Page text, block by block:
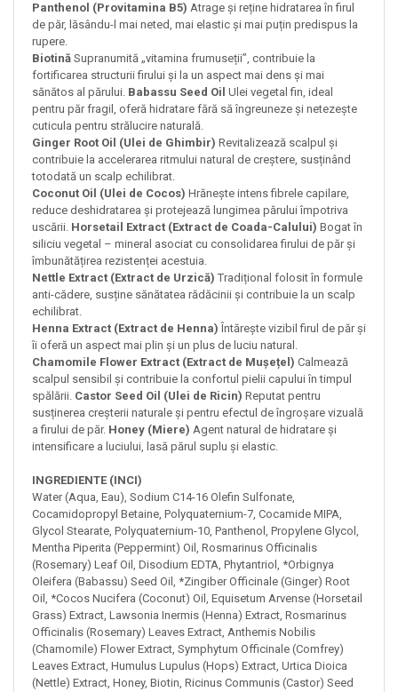
Panthenol (Provitamina B5) Atrage și reține hidratarea în firul
de păr, lăsându-l mai neted, mai elastic și mai puțin predispus la
rupere.
Biotină Supranumită „vitamina frumuseții”, contribuie la
fortificarea structurii firului și la un aspect mai dens și mai
sănătos al părului. Babassu Seed Oil Ulei vegetal fin, ideal
pentru păr fragil, oferă hidratare fără să îngreuneze și netezește
cuticula pentru strălucire naturală.
Ginger Root Oil (Ulei de Ghimbir) Revitalizează scalpul și
contribuie la accelerarea ritmului natural de creștere, susținând
totodată un scalp echilibrat.
Coconut Oil (Ulei de Cocos) Hrănește intens fibrele capilare,
reduce deshidratarea și protejează lungimea părului împotriva
uscării. Horsetail Extract (Extract de Coada-Calului) Bogat în
siliciu vegetal – mineral asociat cu consolidarea firului de păr și
îmbunătățirea rezistenței acestuia.
Nettle Extract (Extract de Urzică) Tradițional folosit în formule
anti-cădere, susține sănătatea rădăcinii și contribuie la un scalp
echilibrat.
Henna Extract (Extract de Henna) Întărește vizibil firul de păr și
îi oferă un aspect mai plin și un plus de luciu natural.
Chamomile Flower Extract (Extract de Mușețel) Calmează
scalpul sensibil și contribuie la confortul pielii capului în timpul
spălării. Castor Seed Oil (Ulei de Ricin) Reputat pentru
susținerea creșterii naturale și pentru efectul de îngroșare vizuală
a firului de păr. Honey (Miere) Agent natural de hidratare și
intensificare a luciului, lasă părul suplu și elastic.
INGREDIENTE (INCI)
Water (Aqua, Eau), Sodium C14-16 Olefin Sulfonate,
Cocamidopropyl Betaine, Polyquaternium-7, Cocamide MIPA,
Glycol Stearate, Polyquaternium-10, Panthenol, Propylene Glycol,
Mentha Piperita (Peppermint) Oil, Rosmarinus Officinalis
(Rosemary) Leaf Oil, Disodium EDTA, Phytantriol, *Orbignya
Oleifera (Babassu) Seed Oil, *Zingiber Officinale (Ginger) Root
Oil, *Cocos Nucifera (Coconut) Oil, Equisetum Arvense (Horsetail
Grass) Extract, Lawsonia Inermis (Henna) Extract, Rosmarinus
Officinalis (Rosemary) Leaves Extract, Anthemis Nobilis
(Chamomile) Flower Extract, Symphytum Officinale (Comfrey)
Leaves Extract, Humulus Lupulus (Hops) Extract, Urtica Dioica
(Nettle) Extract, Honey, Biotin, Ricinus Communis (Castor) Seed